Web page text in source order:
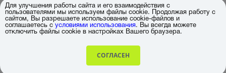
дата центра «АВАНТАЖ»
- канал связи до
Электронный каталог
Для улучшения работы сайта и его взаимодействия с
пользователями мы используем файлы cookie. Продолжая работу с
сайтом, Вы разрешаете использование cookie-файлов и
соглашаетесь с условиями использования. Вы всегда можете
отключить файлы cookie в настройках Вашего браузера.
СОГЛАСЕН